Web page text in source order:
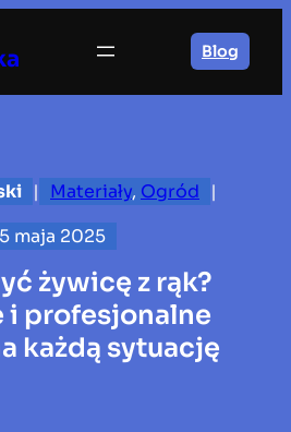
Blog
| Materiały, Ogród
|
maja 2025
żywicę z rąk?
i profesjonalne
każdą sytuację